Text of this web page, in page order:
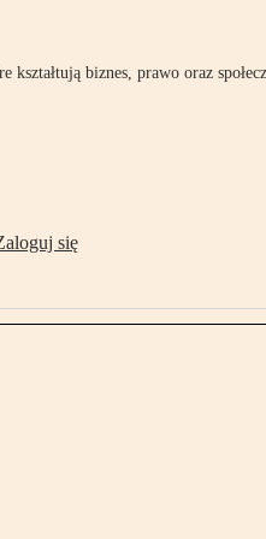
biznes, prawo oraz
się